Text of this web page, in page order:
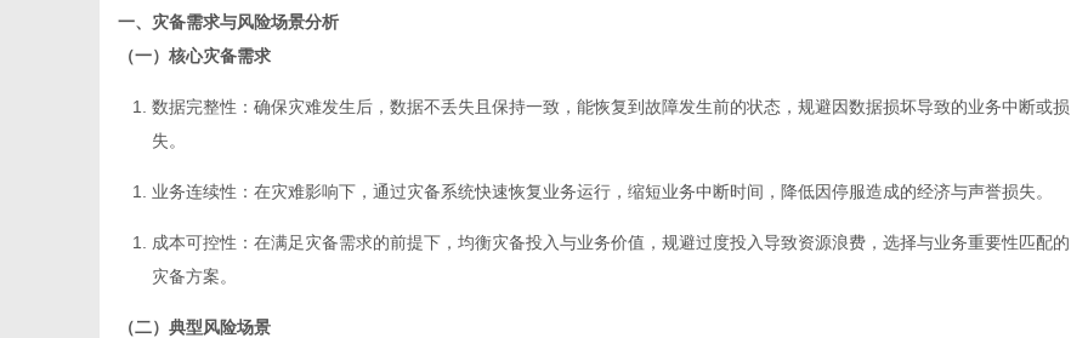
一、灾备需求与风险场景分析
（一）核心灾备需求
数据完整性 ：确保灾难发生后，数据不丢失且保持一致，能恢复到故障发生前的状态，规避因数据损坏导致的业务中断或损
失。
业务连续性 ：在灾难影响下，通过灾备系统快速恢复业务运行，缩短业务中断时间，降低因停服造成的经济与声誉损失。
成本可控性 ：在满足灾备需求的前提下，均衡灾备投入与业务价值，规避过度投入导致资源浪费，选择与业务重要性匹配的
灾备方案。
（二）典型风险场景